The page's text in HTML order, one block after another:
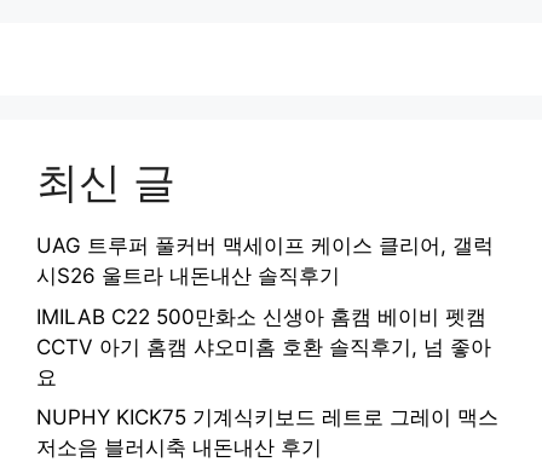
최신 글
UAG 트루퍼 풀커버 맥세이프 케이스 클리어, 갤럭
시S26 울트라 내돈내산 솔직후기
IMILAB C22 500만화소 신생아 홈캠 베이비 펫캠
CCTV 아기 홈캠 샤오미홈 호환 솔직후기, 넘 좋아
요
NUPHY KICK75 기계식키보드 레트로 그레이 맥스
저소음 블러시축 내돈내산 후기